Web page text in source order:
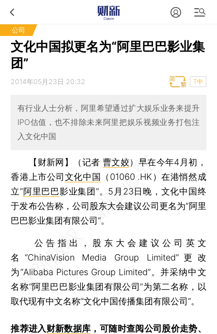
公司
文化中国拟更名为“阿里巴巴影业集
团”
2014年05月23日 20:32 T中
有行业人士分析，阿里希望通过扩大娱乐业务来提升
IPO估值，也不排除未来阿里把娱乐视频业务打包注
入文化中国
【财新网】（记者曹文姣） 早在今年4月初，
香港上市公司 文化中国
（01060 .HK）在港悄然成
立“阿里巴巴影业集团”。5月23日晚，文化中国终
于发布公告称，公司股东大会建议公司更名为“阿里
巴巴影业集团有限公司”。
公告指出，股东大会建议公司英文
名“ChinaVision Media Group Limited”更改
为“Alibaba Pictures Group Limited”。并采纳中文
名称“阿里巴巴影业集团有限公司”为第二名称，以
取代现有中文名称“文化中国传播集团有限公司”。
推荐进入财新数据库 ，可随时查阅公司股价走势、